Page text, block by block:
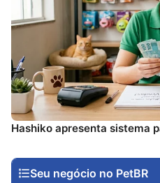
Hashiko apresenta sistema
Seu negócio no PetBR